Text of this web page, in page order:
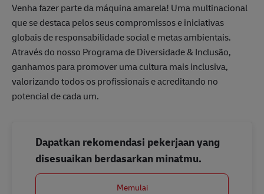
Venha fazer parte da máquina amarela! Uma multinacional
que se destaca pelos seus compromissos e iniciativas
globais de responsabilidade social e metas ambientais.
Através do nosso Programa de Diversidade & Inclusão,
ganhamos para promover uma cultura mais inclusiva,
valorizando todos os profissionais e acreditando no
potencial de cada um.
Dapatkan rekomendasi pekerjaan yang
disesuaikan berdasarkan minatmu.
Memulai